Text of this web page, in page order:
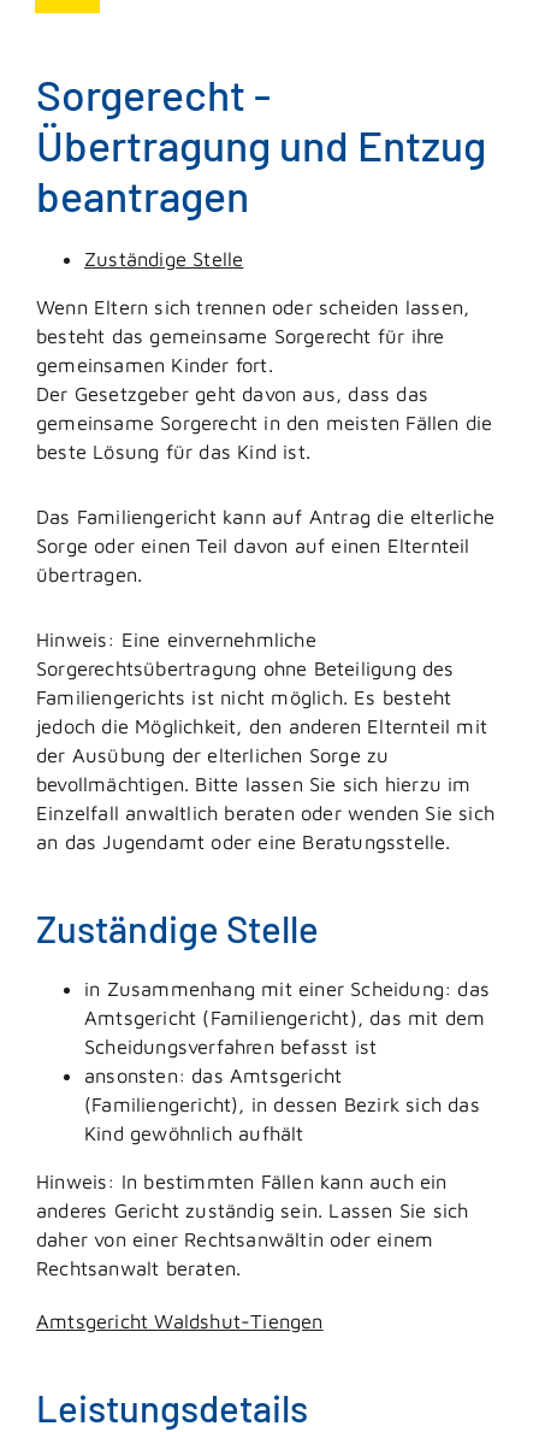
Sorgerecht -
Übertragung und Entzug
beantragen
Zuständige Stelle
Wenn Eltern sich trennen oder scheiden lassen,
besteht das gemeinsame Sorgerecht für ihre
gemeinsamen Kinder fort.
Der Gesetzgeber geht davon aus, dass das
gemeinsame Sorgerecht in den meisten Fällen die
beste Lösung für das Kind ist.
Das Familiengericht kann auf Antrag die elterliche
Sorge oder einen Teil davon auf einen Elternteil
übertragen.
Hinweis: Eine einvernehmliche
Sorgerechtsübertragung ohne Beteiligung des
Familiengerichts ist nicht möglich. Es besteht
jedoch die Möglichkeit, den anderen Elternteil mit
der Ausübung der elterlichen Sorge zu
bevollmächtigen. Bitte lassen Sie sich hierzu im
Einzelfall anwaltlich beraten oder wenden Sie sich
an das Jugendamt oder eine Beratungsstelle.
Zuständige Stelle
in Zusammenhang mit einer Scheidung: das
Amtsgericht (Familiengericht), das mit dem
Scheidungsverfahren befasst ist
ansonsten: das Amtsgericht
(Familiengericht), in dessen Bezirk sich das
Kind gewöhnlich aufhält
Hinweis: In bestimmten Fällen kann auch ein
anderes Gericht zuständig sein. Lassen Sie sich
daher von einer Rechtsanwältin oder einem
Rechtsanwalt beraten.
Amtsgericht Waldshut-Tiengen
Leistungsdetails